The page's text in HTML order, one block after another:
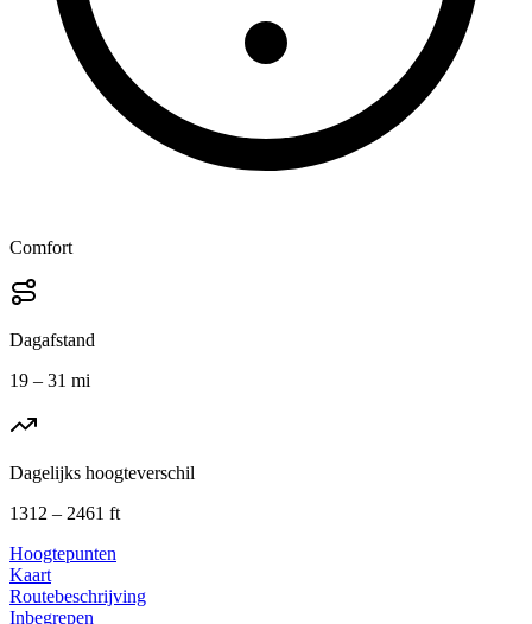
Comfort
Dagafstand
19 – 31 mi
Dagelijks hoogteverschil
1312 – 2461 ft
Hoogtepunten
Kaart
Routebeschrijving
Inbegrepen